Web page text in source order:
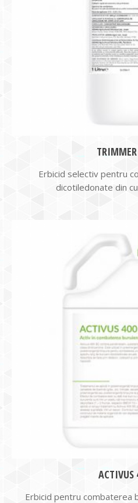
Erbicid selectiv pentru
dicotiledonate din
ACTIVUS
Erbicid pentru combaterea